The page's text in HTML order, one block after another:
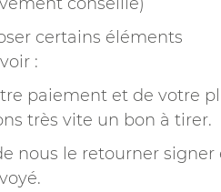
certains éléments
:
paiement et de votre
très vite un bon à tirer.
nous le retourner signer